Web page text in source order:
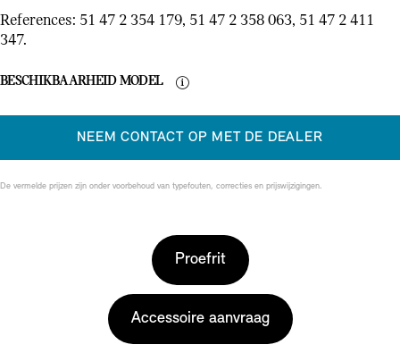
References: 51 47 2 354 179, 51 47 2 358 063, 51 47 2 411
347.
BESCHIKBAARHEID MODEL
NEEM CONTACT OP MET DE DEALER
De vermelde prijzen zijn onder voorbehoud van typefouten, correcties en prijswijzigingen.
Proefrit
Accessoire aanvraag